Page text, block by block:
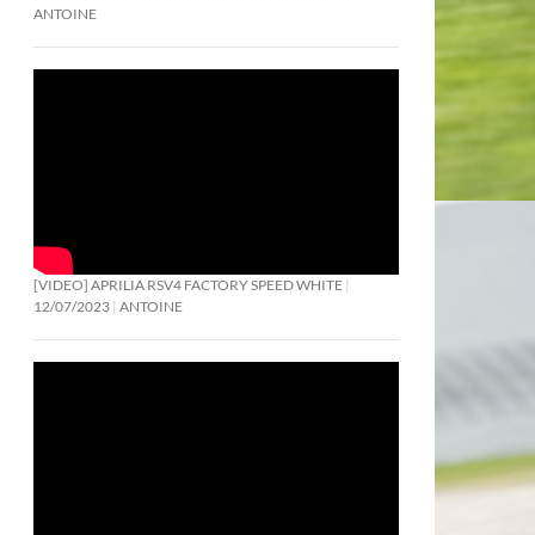
ANTOINE
[VIDEO] APRILIA RSV4 FACTORY SPEED WHITE
12/07/2023 ANTOINE